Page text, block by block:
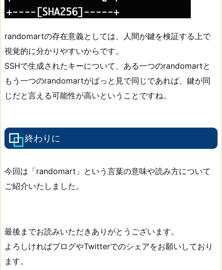
randomartの存在意義としては、人間が鍵を検証する上で
視覚的に分かりやすいからです。
SSHで生成されたキーについて、ある一つのrandomartと
もう一つのrandomartがぱっと見で同じであれば、鍵が同
じだと言える可能性が高いということですね。
終わりに
今回は「randomart」という言葉の意味や読み方について
ご紹介いたしました。
最後までお読みいただきありがとうございます。
よろしければブログやTwitterでのシェアをお願いしており
ます。